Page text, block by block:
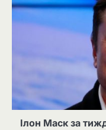
Ілон Маск за